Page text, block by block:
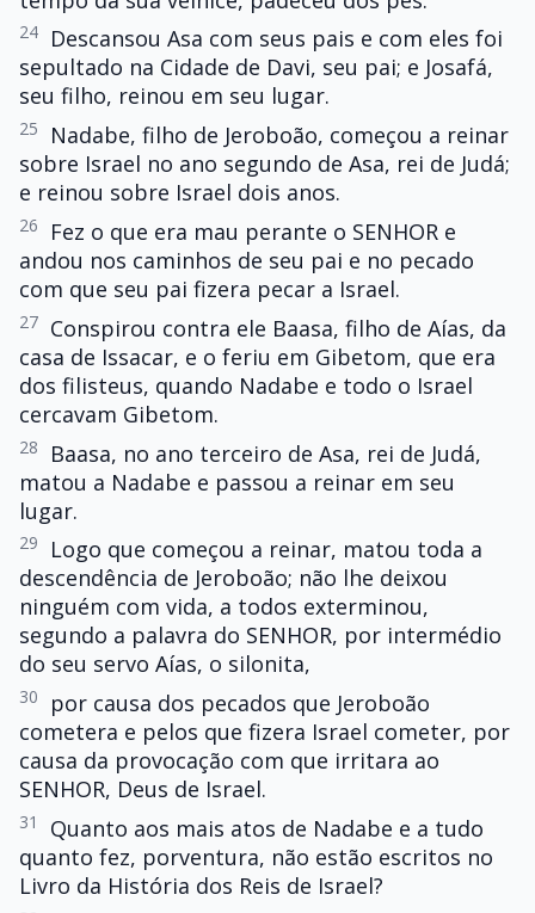
24
Descansou Asa com seus pais e com eles foi
sepultado na Cidade de Davi, seu pai; e Josafá,
seu filho, reinou em seu lugar.
25
Nadabe, filho de Jeroboão, começou a reinar
sobre Israel no ano segundo de Asa, rei de Judá;
e reinou sobre Israel dois anos.
26
Fez o que era mau perante o SENHOR e
andou nos caminhos de seu pai e no pecado
com que seu pai fizera pecar a Israel.
27 Conspirou contra ele Baasa, filho de Aías, da
casa de Issacar, e o feriu em Gibetom, que era
dos filisteus, quando Nadabe e todo o Israel
cercavam Gibetom.
28
Baasa, no ano terceiro de Asa, rei de Judá,
matou a Nadabe e passou a reinar em seu
lugar.
29
Logo que começou a reinar, matou toda a
descendência de Jeroboão; não lhe deixou
ninguém com vida, a todos exterminou,
segundo a palavra do SENHOR, por intermédio
do seu servo Aías, o silonita,
30
por causa dos pecados que Jeroboão
cometera e pelos que fizera Israel cometer, por
causa da provocação com que irritara ao
SENHOR, Deus de Israel.
31
Quanto aos mais atos de Nadabe e a tudo
quanto fez, porventura, não estão escritos no
Livro da História dos Reis de Israel?